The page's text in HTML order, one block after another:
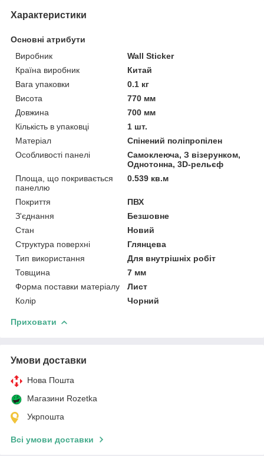
Характеристики
Основні атрибути
Виробник
Wall Sticker
Країна виробник
Китай
Вага упаковки
0.1 кг
Висота
770 мм
Довжина
700 мм
Кількість в упаковці
1 шт.
Матеріал
Спінений поліпропілен
Особливості панелі
Самоклеюча, З візерунком,
Однотонна, 3D-рельєф
Площа, що покривається
панеллю
0.539 кв.м
Покриття
ПВХ
З'єднання
Безшовне
Стан
Новий
Структура поверхні
Глянцева
Тип використання
Для внутрішніх робіт
Товщина
7 мм
Форма поставки матеріалу
Лист
Колір
Чорний
Приховати
Умови доставки
Нова Пошта
Магазини Rozetka
Укрпошта
Всі умови доставки